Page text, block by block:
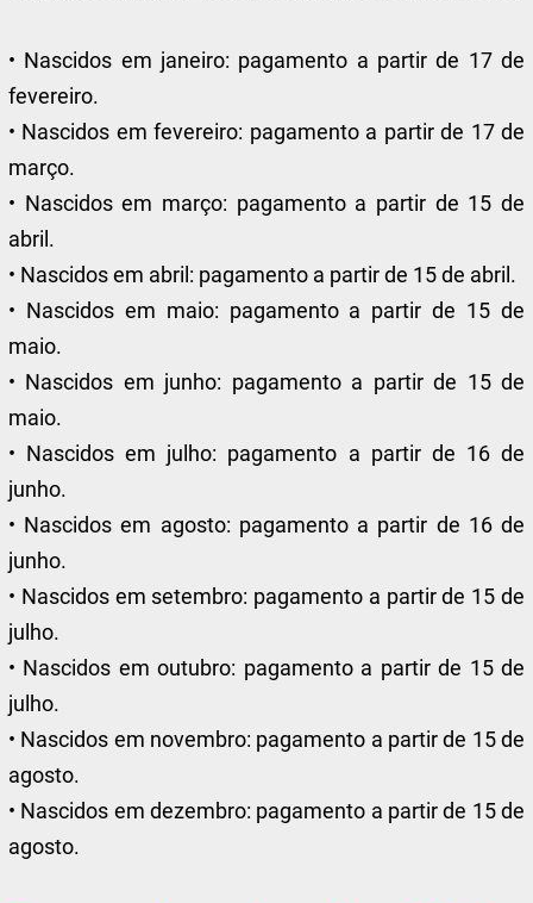
• Nascidos em janeiro: pagamento a partir de 17 de
fevereiro.
• Nascidos em fevereiro: pagamento a partir de 17 de
março.
• Nascidos em março: pagamento a partir de 15 de
abril.
• Nascidos em abril: pagamento a partir de 15 de abril.
• Nascidos em maio: pagamento a partir de 15 de
maio.
• Nascidos em junho: pagamento a partir de 15 de
maio.
• Nascidos em julho: pagamento a partir de 16 de
junho.
• Nascidos em agosto: pagamento a partir de 16 de
junho.
• Nascidos em setembro: pagamento a partir de 15 de
julho.
• Nascidos em outubro: pagamento a partir de 15 de
julho.
• Nascidos em novembro: pagamento a partir de 15 de
agosto.
• Nascidos em dezembro: pagamento a partir de 15 de
agosto.